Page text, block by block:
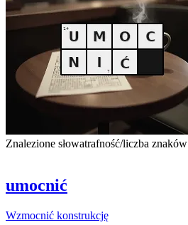
Znalezione słowatrafność/liczba znaków
umocnić
Wzmocnić konstrukcję